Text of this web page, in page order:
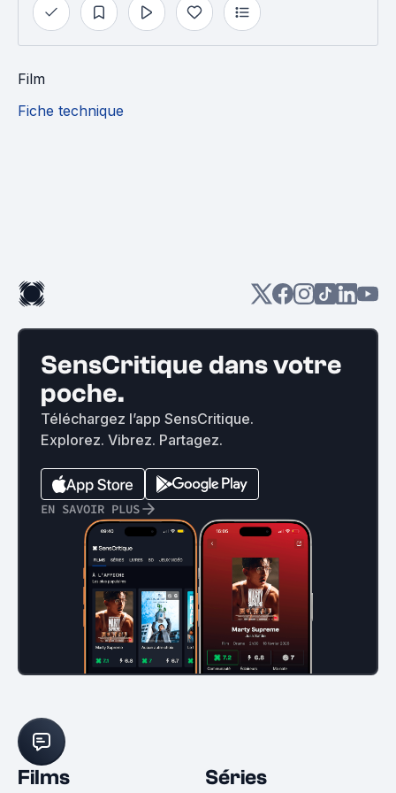
Film
Fiche technique
SensCritique dans votre
poche.
Téléchargez l’app SensCritique.
Explorez. Vibrez. Partagez.
EN SAVOIR PLUS
Films Séries